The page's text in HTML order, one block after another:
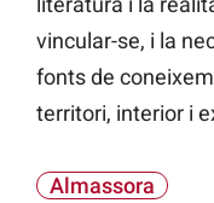
vincular-se, i la
fonts de
territori, interior i
Almassora